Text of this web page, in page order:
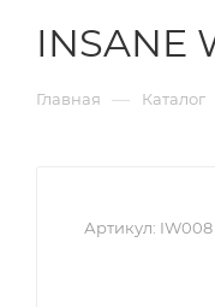
INSANE
Главная — Каталог
Артикул: IW008